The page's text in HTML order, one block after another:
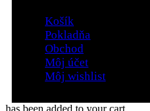
Košík
Pokladňa
Obchod
Môj účet
Môj wishlist
has been added to your cart.